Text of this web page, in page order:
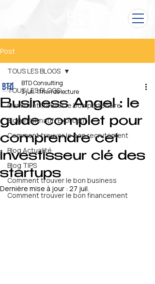
Post
TOUS LES BLOGS
Comment trouver le bon partenaire
Blog Informatif/ Explicatif
Comment trouver le bon recrutement
Blog Actualité
Blog TIPS
Comment trouver le bon business
Comment trouver le bon financement
TOUS LES BLOGS
Business Angel : le
guide complet pour
comprendre cet
investisseur clé des
startups
BTD Consulting
3 juil.11 min de lecture
Dernière mise à jour : 27 juil.